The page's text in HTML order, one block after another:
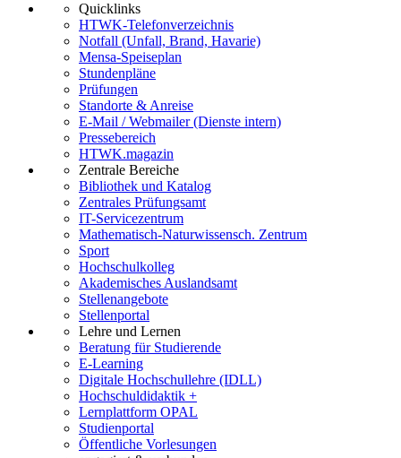
Quicklinks
HTWK-Telefonverzeichnis
Notfall (Unfall, Brand, Havarie)
Mensa-Speiseplan
Stundenpläne
Prüfungen
Standorte & Anreise
E-Mail / Webmailer (Dienste intern)
Pressebereich
HTWK.magazin
Zentrale Bereiche
Bibliothek und Katalog
Zentrales Prüfungsamt
IT-Servicezentrum
Mathematisch-Naturwissensch. Zentrum
Sport
Hochschulkolleg
Akademisches Auslandsamt
Stellenangebote
Stellenportal
Lehre und Lernen
Beratung für Studierende
E-Learning
Digitale Hochschullehre (IDLL)
Hochschuldidaktik +
Lernplattform OPAL
Studienportal
Öffentliche Vorlesungen